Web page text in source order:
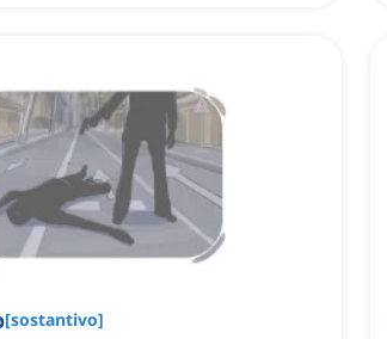
[sostantivo]